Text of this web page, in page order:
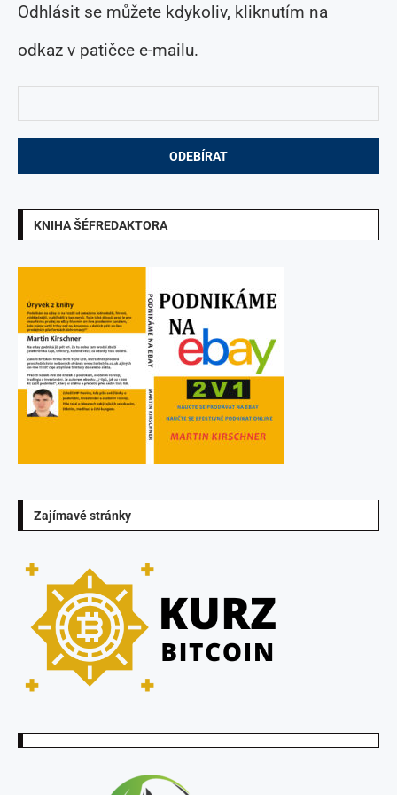
Odhlásit se můžete kdykoliv, kliknutím na
odkaz v patičce e-mailu.
KNIHA ŠÉFREDAKTORA
Zajímavé stránky